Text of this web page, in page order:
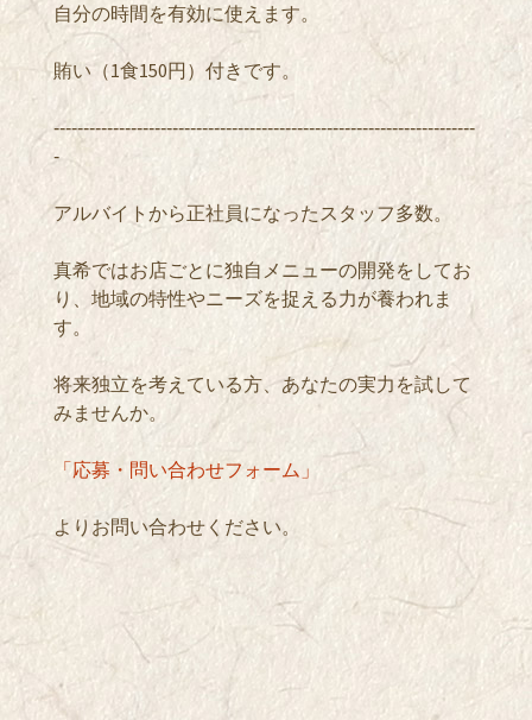
自分の時間を有効に使えます。
賄い（1食150円）付きです。
‐‐‐‐‐‐‐‐‐‐‐‐‐‐‐‐‐‐‐‐‐‐‐‐‐‐‐‐‐‐‐‐‐‐‐‐‐‐‐‐‐‐‐‐‐‐‐‐‐‐‐‐‐‐‐‐‐‐‐‐‐‐‐‐‐‐‐‐‐‐‐
‐
アルバイトから正社員になったスタッフ多数。
真希ではお店ごとに独自メニューの開発をしてお
り、地域の特性やニーズを捉える力が養われま
す。
将来独立を考えている方、あなたの実力を試して
みませんか。
「応募・問い合わせフォーム」
よりお問い合わせください。